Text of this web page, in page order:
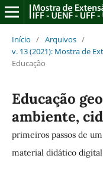
Início / Arquivos /
v. 13 (2021): Mostra de
Educação
Educação
ambiente,
primeiros passos de
material didático